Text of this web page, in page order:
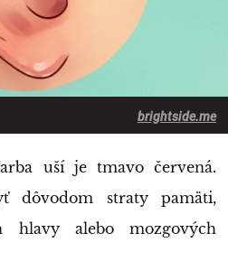
brightside.me
uší je tmavo červená.
dôvodom straty pamäti,
hlavy alebo mozgových